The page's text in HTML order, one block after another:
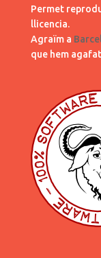
Permet
llicencia.
Agraïm a
que hem